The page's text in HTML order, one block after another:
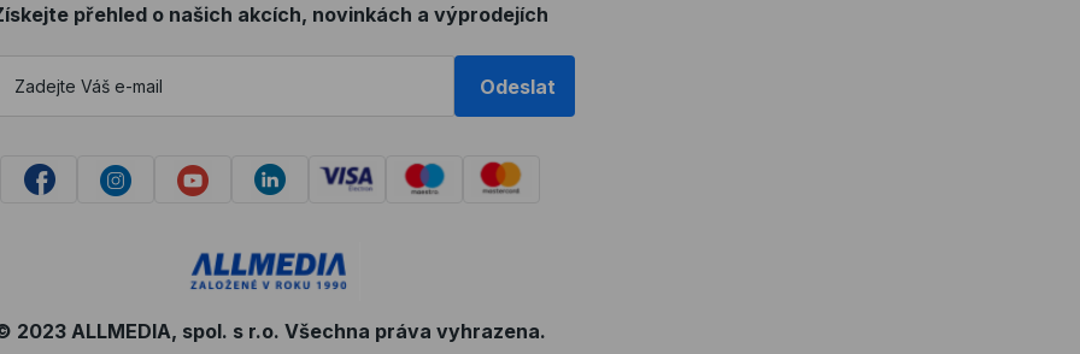
přehled o našich akcích, novinkách a výprodejích
Odeslat
2023 ALLMEDIA, spol. s r.o. Všechna práva vyhrazena.